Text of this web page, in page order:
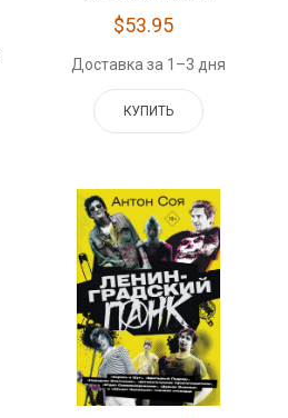
$53.95
Доставка за 1–3 дня
КУПИТЬ